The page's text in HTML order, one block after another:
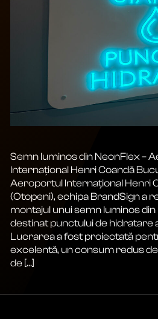
Semn luminos din NeonFlex –
Internațional Henri Coandă
Aeroportul Internațional Henri
(Otopeni), echipa BrandSign a
montajul unui semn luminos din
destinat punctului de hidratare
Lucrarea a fost proiectată
excelentă, un consum redus
de […]